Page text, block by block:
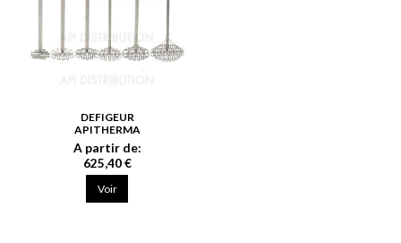
DEFIGEUR
APITHERMA
A partir de:
625,40 €
Voir